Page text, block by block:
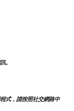
。
式，請按照社交網路中